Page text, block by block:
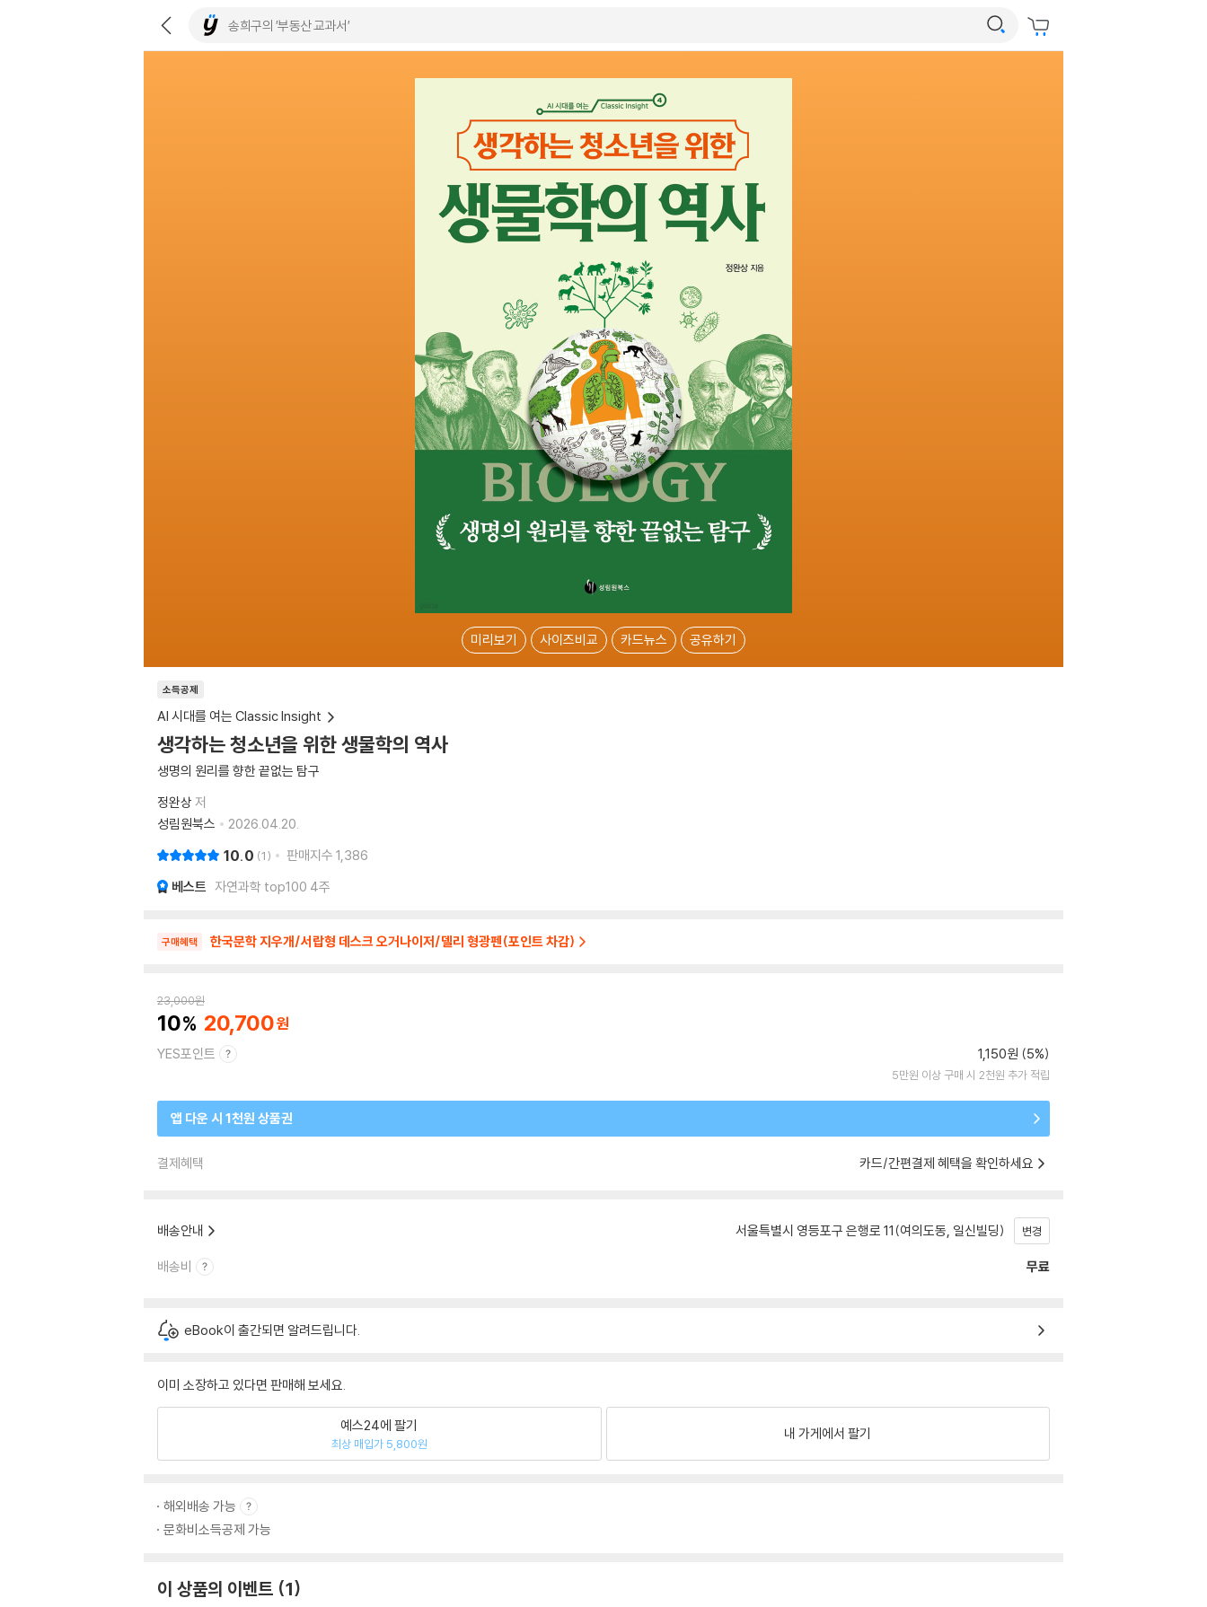
미리보기 사이즈비교 카드뉴스 공유하기
소득공제
AI 시대를 여는 Classic Insight
생각하는 청소년을 위한 생물학의 역사
생명의 원리를 향한 끝없는 탐구
정완상 저
성림원북스
2026.04.20.
10.0 1 판매지수 1,386
베스트 자연과학 top100 4주
구매혜택 한국문학 지우개/서랍형 데스크 오거나이저/델리 형광펜(포인트 차감)
23,000원
10 20,700
YES포인트 1,150원 (5%)
5만원 이상 구매 시 2천원 추가 적립
앱 다운 시 1천원 상품권
결제혜택 카드/간편결제 혜택을 확인하세요
배송안내 서울특별시 영등포구 은행로 11(여의도동, 일신빌딩) 변경
배송비 무료
eBook이 출간되면 알려드립니다.
이미 소장하고 있다면 판매해 보세요.
예스24에 팔기
최상 매입가 5,800원
내 가게에서 팔기
해외배송 가능
문화비소득공제 가능
이 상품의 이벤트 1